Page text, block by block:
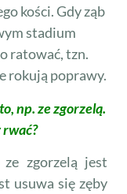
kości. Gdy ząb
stadium
ratować, tzn.
rokują poprawy.
np. ze zgorzelą.
zgorzelą jest
usuwa się zęby